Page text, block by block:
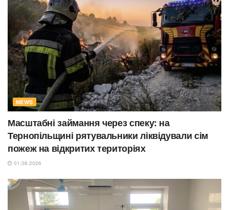
NEWS
Масштабні займання через спеку: на
Тернопільщині рятувальники ліквідували сім
пожеж на відкритих територіях
01.08.2026